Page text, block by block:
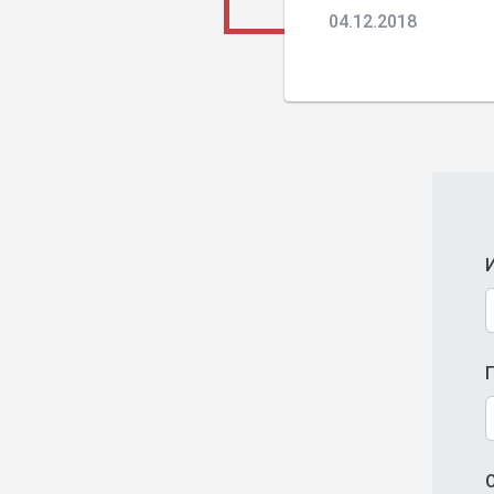
04.12.2018